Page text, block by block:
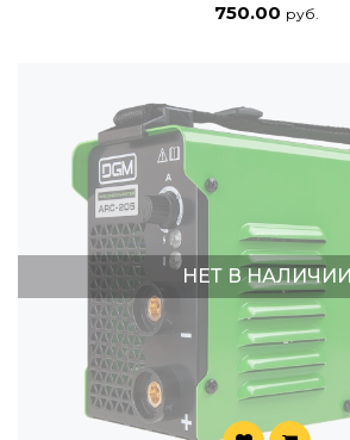
750.00 руб.
НЕТ В НАЛИЧИИ